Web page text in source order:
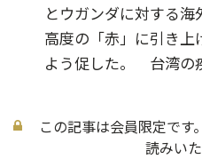
とウガンダに対する
高度の「赤」に引き上
よう促した。 台湾の
この記事は会員限定で
読みいた